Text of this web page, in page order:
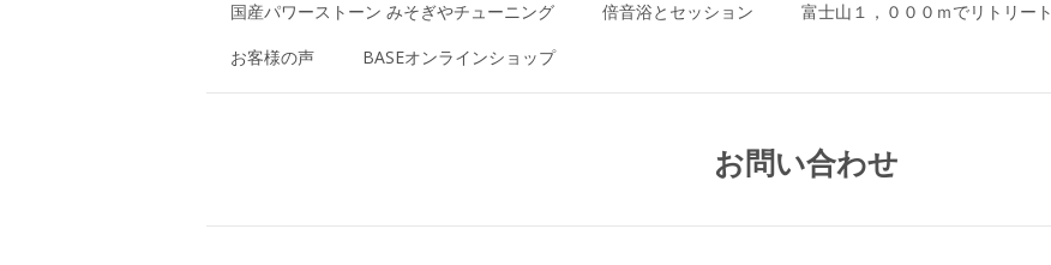
国産パワーストーン みそぎやチューニング
倍音浴とセッション 富士山１，０００ｍでリトリート
お客様の声
BASEオンラインショップ
お問い合わせ